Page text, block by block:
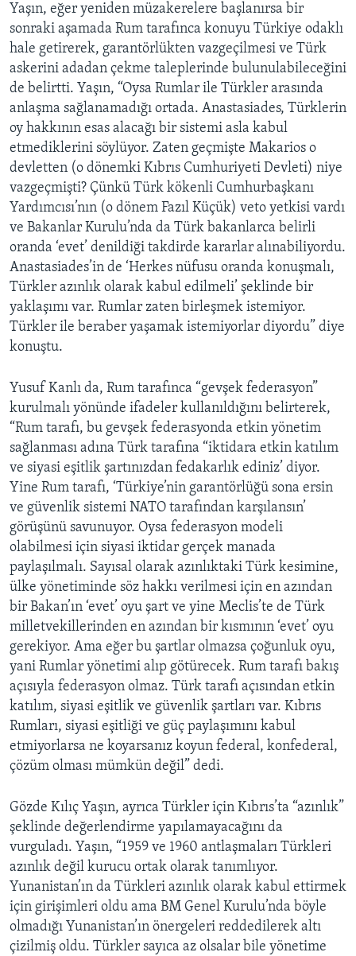
Yaşın, eğer yeniden müzakerelere başlanırsa bir
sonraki aşamada Rum tarafınca konuyu Türkiye odaklı
hale getirerek, garantörlükten vazgeçilmesi ve Türk
askerini adadan çekme taleplerinde bulunulabileceğini
de belirtti. Yaşın, “Oysa Rumlar ile Türkler arasında
anlaşma sağlanamadığı ortada. Anastasiades, Türklerin
oy hakkının esas alacağı bir sistemi asla kabul
etmediklerini söylüyor. Zaten geçmişte Makarios o
devletten (o dönemki Kıbrıs Cumhuriyeti Devleti) niye
vazgeçmişti? Çünkü Türk kökenli Cumhurbaşkanı
Yardımcısı’nın (o dönem Fazıl Küçük) veto yetkisi vardı
ve Bakanlar Kurulu’nda da Türk bakanlarca belirli
oranda ‘evet’ denildiği takdirde kararlar alınabiliyordu.
Anastasiades’in de ‘Herkes nüfusu oranda konuşmalı,
Türkler azınlık olarak kabul edilmeli’ şeklinde bir
yaklaşımı var. Rumlar zaten birleşmek istemiyor.
Türkler ile beraber yaşamak istemiyorlar diyordu” diye
konuştu.
Yusuf Kanlı da, Rum tarafınca “gevşek federasyon”
kurulmalı yönünde ifadeler kullanıldığını belirterek,
“Rum tarafı, bu gevşek federasyonda etkin yönetim
sağlanması adına Türk tarafına “iktidara etkin katılım
ve siyasi eşitlik şartınızdan fedakarlık ediniz’ diyor.
Yine Rum tarafı, ‘Türkiye’nin garantörlüğü sona ersin
ve güvenlik sistemi NATO tarafından karşılansın’
görüşünü savunuyor. Oysa federasyon modeli
olabilmesi için siyasi iktidar gerçek manada
paylaşılmalı. Sayısal olarak azınlıktaki Türk kesimine,
ülke yönetiminde söz hakkı verilmesi için en azından
bir Bakan’ın ‘evet’ oyu şart ve yine Meclis’te de Türk
milletvekillerinden en azından bir kısmının ‘evet’ oyu
gerekiyor. Ama eğer bu şartlar olmazsa çoğunluk oyu,
yani Rumlar yönetimi alıp götürecek. Rum tarafı bakış
açısıyla federasyon olmaz. Türk tarafı açısından etkin
katılım, siyasi eşitlik ve güvenlik şartları var. Kıbrıs
Rumları, siyasi eşitliği ve güç paylaşımını kabul
etmiyorlarsa ne koyarsanız koyun federal, konfederal,
çözüm olması mümkün değil” dedi.
Gözde Kılıç Yaşın, ayrıca Türkler için Kıbrıs’ta “azınlık”
şeklinde değerlendirme yapılamayacağını da
vurguladı. Yaşın, “1959 ve 1960 antlaşmaları Türkleri
azınlık değil kurucu ortak olarak tanımlıyor.
Yunanistan’ın da Türkleri azınlık olarak kabul ettirmek
için girişimleri oldu ama BM Genel Kurulu’nda böyle
olmadığı Yunanistan’ın önergeleri reddedilerek altı
çizilmiş oldu. Türkler sayıca az olsalar bile yönetime